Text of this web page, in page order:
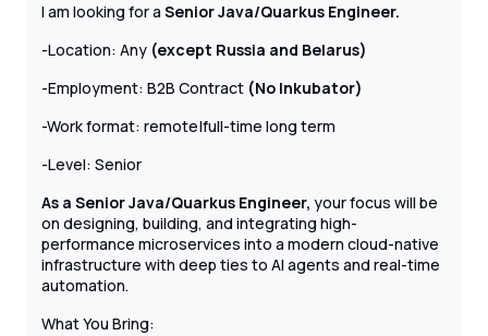
I am looking for a Senior Java/Quarkus Engineer.
-Location: Any (except Russia and Belarus)
-Employment: B2B Contract (No Inkubator)
-Work format: remote|full-time long term
-Level: Senior
As a Senior Java/Quarkus Engineer, your focus will be
on designing, building, and integrating high-
performance microservices into a modern cloud-native
infrastructure with deep ties to AI agents and real-time
automation.
What You Bring: